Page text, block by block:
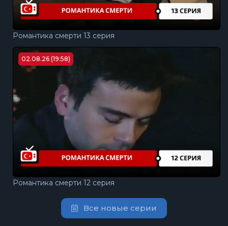
Романтика смерти 13 серия
02.08.26 (19:58)
Романтика смерти 12 серия
Все новые серии